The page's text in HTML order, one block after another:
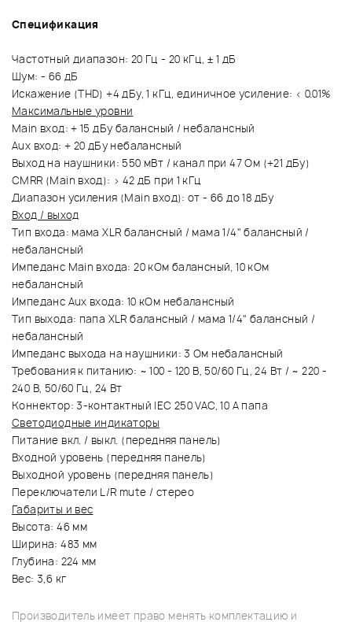
Спецификация
Частотный диапазон: 20 Гц - 20 кГц, ± 1 дБ
Шум: - 66 дБ
Искажение (THD) +4 дБу, 1 кГц, единичное усиление: < 0.01%
Максимальные уровни
Main вход: + 15 дБу балансный / небалансный
Aux вход: + 20 дБу небалансный
Выход на наушники: 550 мВт / канал при 47 Ом (+21 дБу)
CMRR (Main вход): > 42 дБ при 1 кГц
Диапазон усиления (Main вход): от - 66 до 18 дБу
Вход / выход
Тип входа: мама XLR балансный / мама 1/4" балансный /
небалансный
Импеданс Main входа: 20 кОм балансный, 10 кОм
небалансный
Импеданс Aux входа: 10 кОм небалансный
Тип выхода: папа XLR балансный / мама 1/4" балансный /
небалансный
Импеданс выхода на наушники: 3 Ом небалансный
Требования к питанию: ~ 100 - 120 В, 50/60 Гц, 24 Вт / ~ 220 -
240 В, 50/60 Гц, 24 Вт
Коннектор: 3-контактный IEC 250 VAC, 10 A папа
Светодиодные индикаторы
Питание вкл. / выкл. (передняя панель)
Входной уровень (передняя панель)
Выходной уровень (передняя панель)
Переключатели L/R mute / стерео
Габариты и вес
Высота: 46 мм
Ширина: 483 мм
Глубина: 224 мм
Вес: 3,6 кг
Производитель имеет право менять комплектацию и